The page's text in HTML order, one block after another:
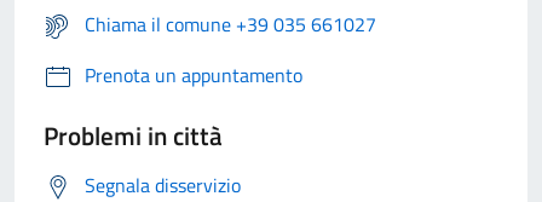
Chiama il comune +39 035 661027
Prenota un appuntamento
Problemi in città
Segnala disservizio